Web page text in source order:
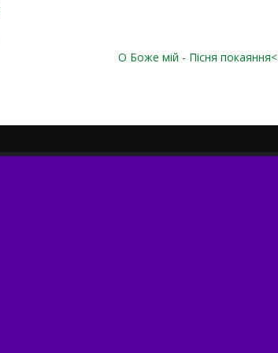
О Боже мій - Пісня покаяння<